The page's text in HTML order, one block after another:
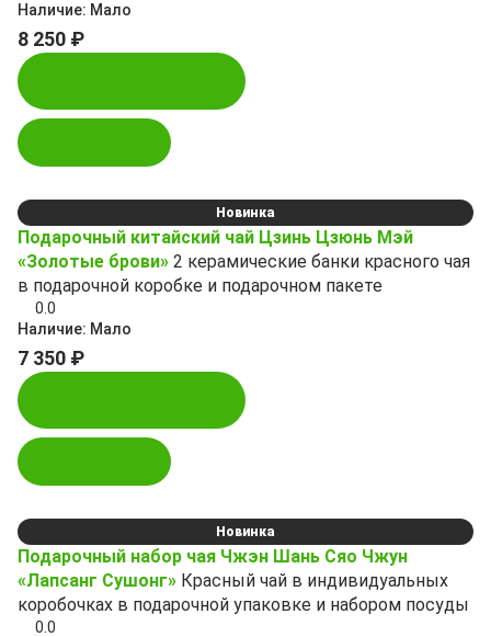
Наличие: Мало
8 250 ₽
Новинка
Подарочный китайский чай Цзинь Цзюнь Мэй
«Золотые брови» 2 керамические банки красного чая
в подарочной коробке и подарочном пакете
0.0
Наличие: Мало
7 350 ₽
Новинка
Подарочный набор чая Чжэн Шань Сяо Чжун
«Лапсанг Сушонг» Красный чай в индивидуальных
коробочках в подарочной упаковке и набором посуды
0.0